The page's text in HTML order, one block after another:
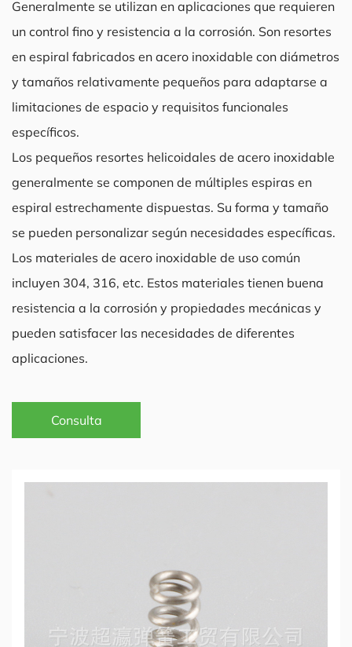
Generalmente se utilizan en aplicaciones que requieren
un control fino y resistencia a la corrosión. Son resortes
en espiral fabricados en acero inoxidable con diámetros
y tamaños relativamente pequeños para adaptarse a
limitaciones de espacio y requisitos funcionales
específicos.
Los pequeños resortes helicoidales de acero inoxidable
generalmente se componen de múltiples espiras en
espiral estrechamente dispuestas. Su forma y tamaño
se pueden personalizar según necesidades específicas.
Los materiales de acero inoxidable de uso común
incluyen 304, 316, etc. Estos materiales tienen buena
resistencia a la corrosión y propiedades mecánicas y
pueden satisfacer las necesidades de diferentes
aplicaciones.
Consulta